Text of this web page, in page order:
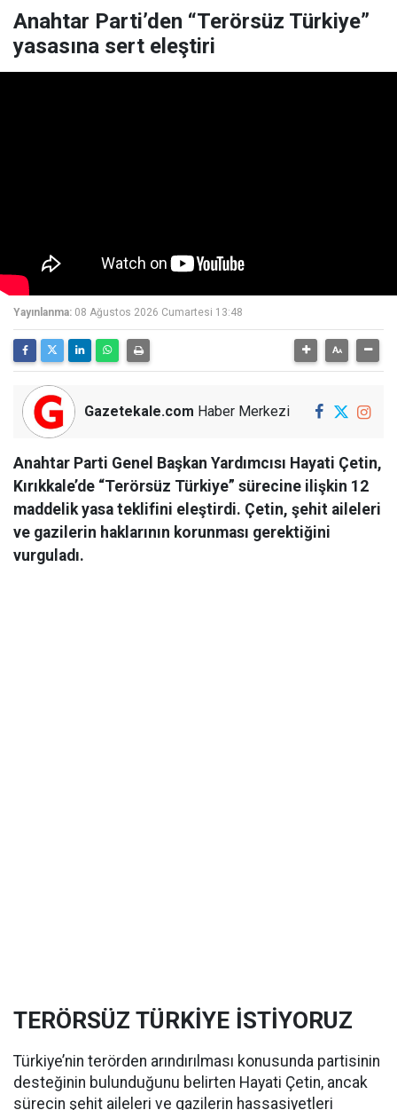
Anahtar Parti’den “Terörsüz Türkiye”
yasasına sert eleştiri
Yayınlanma: 08 Ağustos 2026 Cumartesi 13:48
Gazetekale.com Haber Merkezi
Anahtar Parti Genel Başkan Yardımcısı Hayati Çetin,
Kırıkkale’de “Terörsüz Türkiye” sürecine ilişkin 12
maddelik yasa teklifini eleştirdi. Çetin, şehit aileleri
ve gazilerin haklarının korunması gerektiğini
vurguladı.
TERÖRSÜZ TÜRKİYE İSTİYORUZ
Türkiye’nin terörden arındırılması konusunda partisinin
desteğinin bulunduğunu belirten Hayati Çetin, ancak
sürecin şehit aileleri ve gazilerin hassasiyetleri